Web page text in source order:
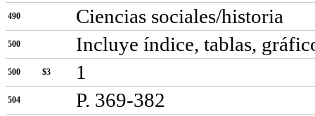
490 Ciencias sociales/historia
500 Incluye índice, tablas,
500 $3 1
504 P. 369-382